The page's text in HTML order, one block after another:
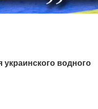
водного